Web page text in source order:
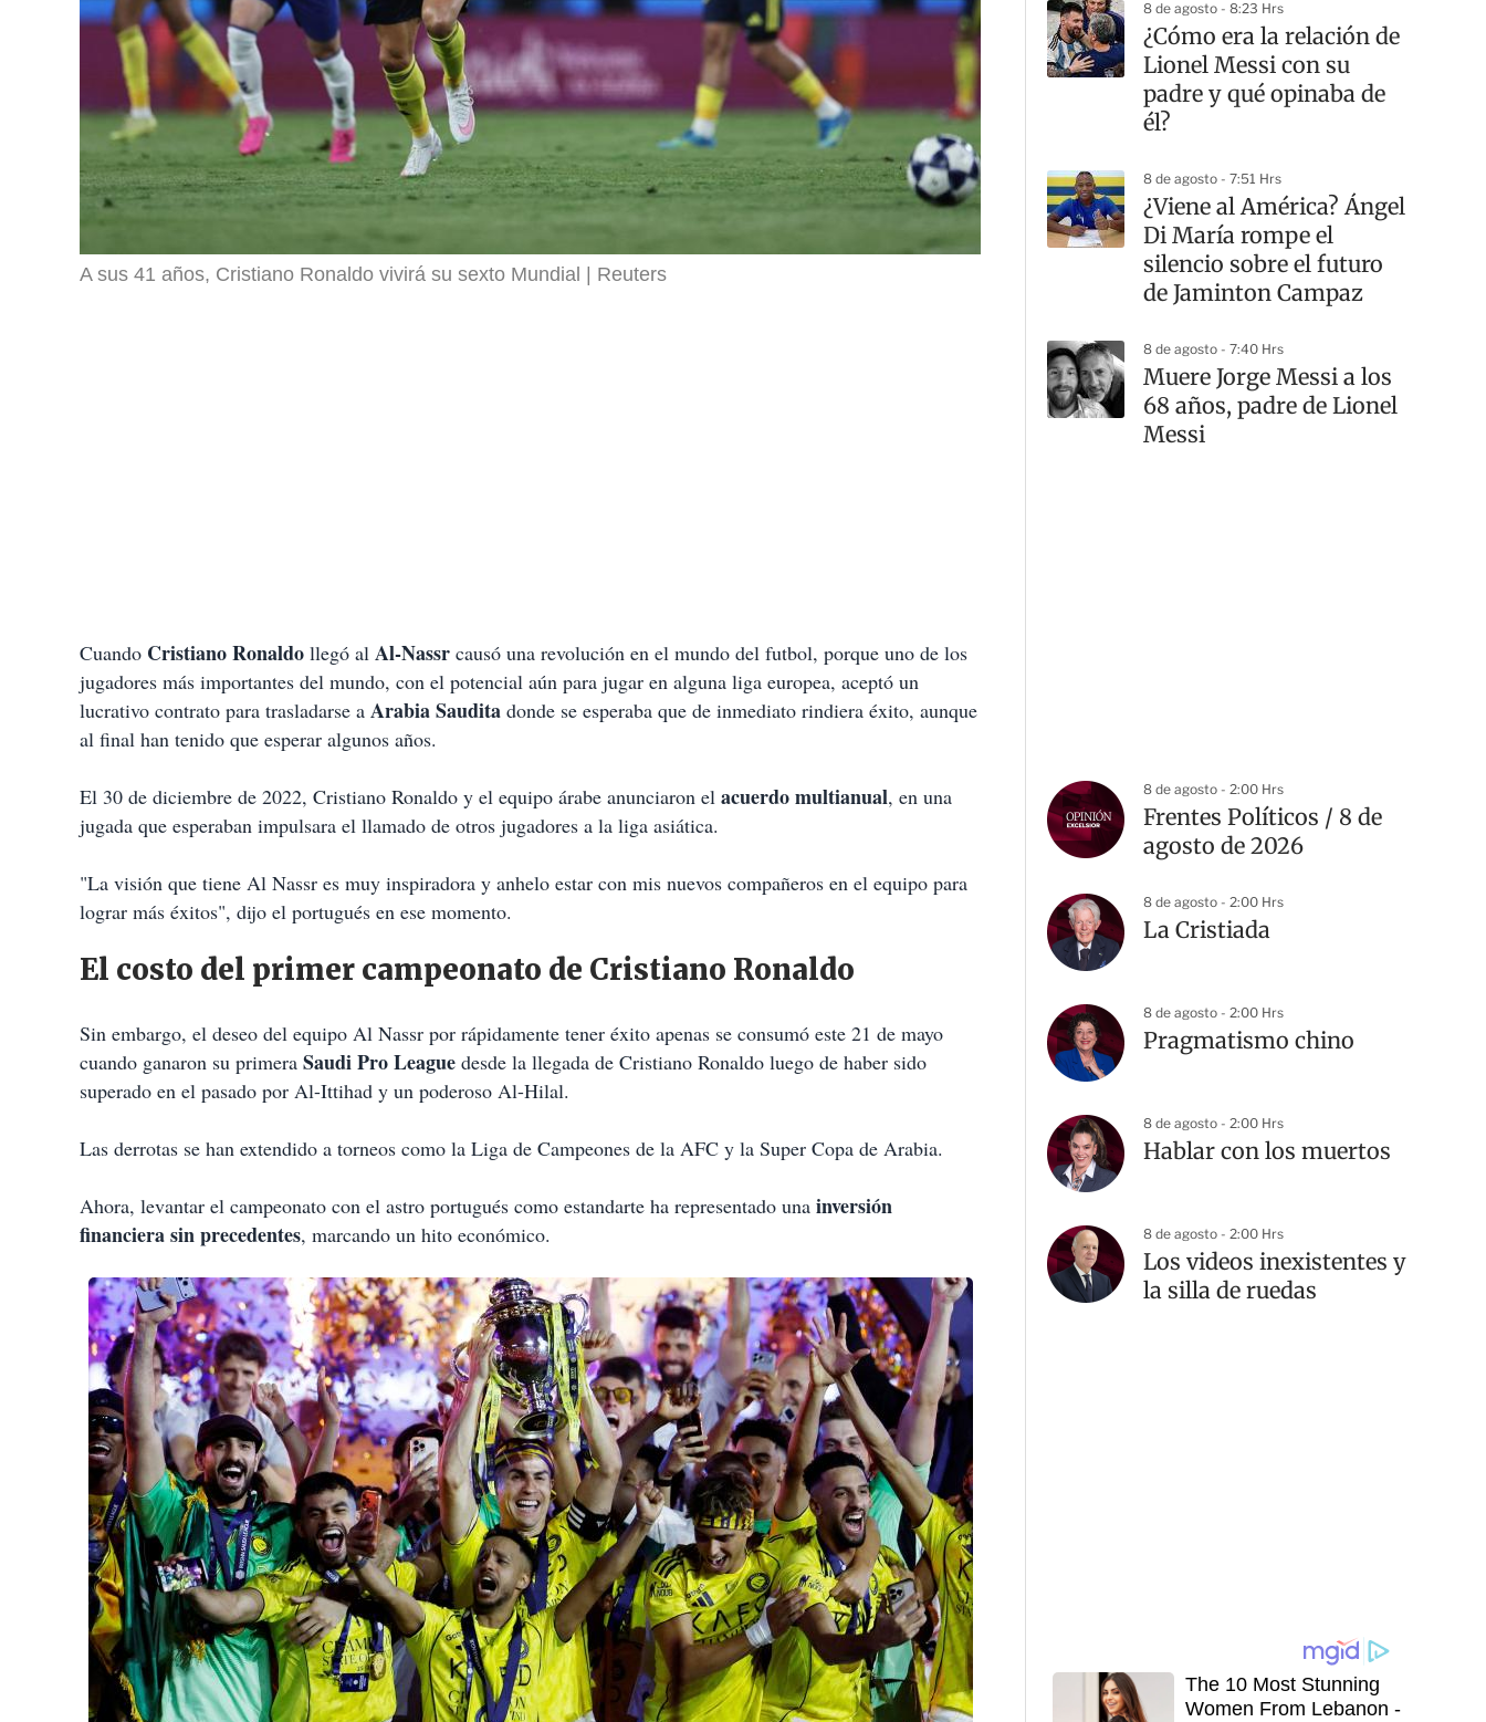
A sus 41 años, Cristiano Ronaldo vivirá su sexto Mundial Reuters
Cuando Cristiano Ronaldo llegó al Al-Nassr causó una revolución en el mundo del futbol, porque uno de los
jugadores más importantes del mundo, con el potencial aún para jugar en alguna liga europea, aceptó un
lucrativo contrato para trasladarse a Arabia Saudita donde se esperaba que de inmediato rindiera éxito, aunque
al final han tenido que esperar algunos años.
El 30 de diciembre de 2022, Cristiano Ronaldo y el equipo árabe anunciaron el acuerdo multianual, en una
jugada que esperaban impulsara el llamado de otros jugadores a la liga asiática.
"La visión que tiene Al Nassr es muy inspiradora y anhelo estar con mis nuevos compañeros en el equipo para
lograr más éxitos", dijo el portugués en ese momento.
El costo del primer campeonato de Cristiano Ronaldo
Sin embargo, el deseo del equipo Al Nassr por rápidamente tener éxito apenas se consumó este 21 de mayo
cuando ganaron su primera Saudi Pro League desde la llegada de Cristiano Ronaldo luego de haber sido
superado en el pasado por Al-Ittihad y un poderoso Al-Hilal.
Las derrotas se han extendido a torneos como la Liga de Campeones de la AFC y la Super Copa de Arabia.
Ahora, levantar el campeonato con el astro portugués como estandarte ha representado una inversión
financiera sin precedentes, marcando un hito económico.
8 de agosto - 8:23 Hrs
¿Cómo era la relación de
Lionel Messi con su
padre y qué opinaba de
él?
8 de agosto - 7:51 Hrs
¿Viene al América? Ángel
Di María rompe el
silencio sobre el futuro
de Jaminton Campaz
8 de agosto - 7:40 Hrs
Muere Jorge Messi a los
68 años, padre de Lionel
Messi
8 de agosto - 2:00 Hrs
Frentes Políticos / 8 de
agosto de 2026
8 de agosto - 2:00 Hrs
La Cristiada
8 de agosto - 2:00 Hrs
Pragmatismo chino
8 de agosto - 2:00 Hrs
Hablar con los muertos
8 de agosto - 2:00 Hrs
Los videos inexistentes y
la silla de ruedas